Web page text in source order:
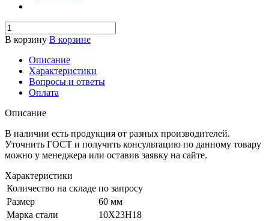
В корзину В корзине
Описание
Характеристики
Вопросы и ответы
Оплата
Описание
В наличии есть продукция от разных производителей.
Уточнить ГОСТ и получить консультацию по данному товару
можно у менеджера или оставив заявку на сайте.
Характеристики
Количество на складе по запросу
Размер
60 мм
Марка стали
10Х23Н18